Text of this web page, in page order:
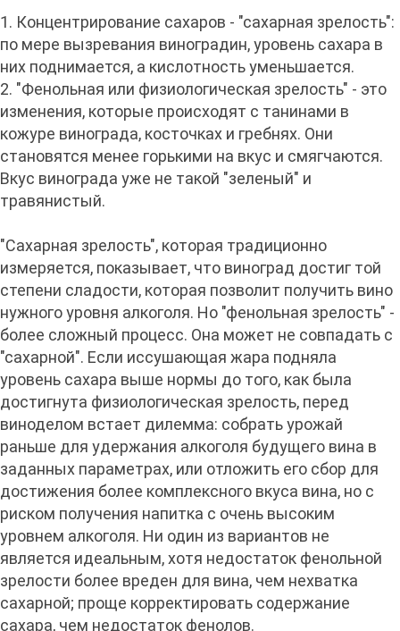
1. Концентрирование сахаров - "сахарная зрелость":
по мере вызревания виноградин, уровень сахара в
них поднимается, а кислотность уменьшается.
2. "Фенольная или физиологическая зрелость" - это
изменения, которые происходят с танинами в
кожуре винограда, косточках и гребнях. Они
становятся менее горькими на вкус и смягчаются.
Вкус винограда уже не такой "зеленый" и
травянистый.
"Сахарная зрелость", которая традиционно
измеряется, показывает, что виноград достиг той
степени сладости, которая позволит получить вино
нужного уровня алкоголя. Но "фенольная зрелость" -
более сложный процесс. Она может не совпадать с
"сахарной". Если иссушающая жара подняла
уровень сахара выше нормы до того, как была
достигнута физиологическая зрелость, перед
виноделом встает дилемма: собрать урожай
раньше для удержания алкоголя будущего вина в
заданных параметрах, или отложить его сбор для
достижения более комплексного вкуса вина, но с
риском получения напитка с очень высоким
уровнем алкоголя. Ни один из вариантов не
является идеальным, хотя недостаток фенольной
зрелости более вреден для вина, чем нехватка
сахарной; проще корректировать содержание
сахара, чем недостаток фенолов.